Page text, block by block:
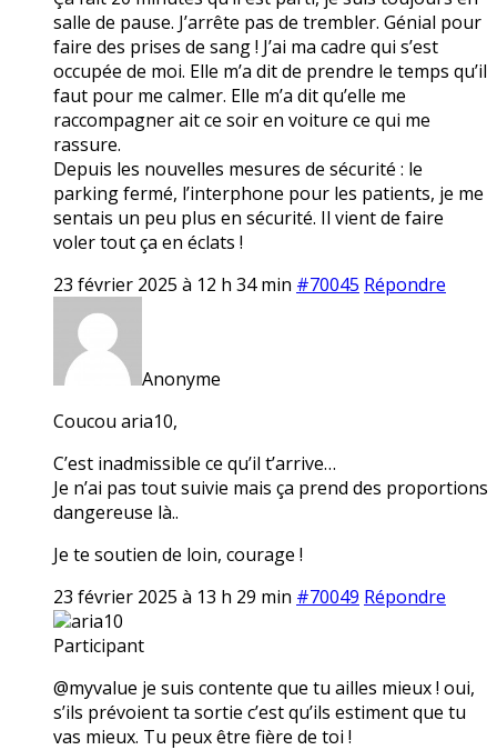
salle de pause. J’arrête pas de trembler. Génial pour
faire des prises de sang ! J’ai ma cadre qui s’est
occupée de moi. Elle m’a dit de prendre le temps qu’il
faut pour me calmer. Elle m’a dit qu’elle me
raccompagner ait ce soir en voiture ce qui me
rassure.
Depuis les nouvelles mesures de sécurité : le
parking fermé, l’interphone pour les patients, je me
sentais un peu plus en sécurité. Il vient de faire
voler tout ça en éclats !
23 février 2025 à 12 h 34 min #70045 Répondre
Anonyme
Coucou aria10,
C’est inadmissible ce qu’il t’arrive…
Je n’ai pas tout suivie mais ça prend des proportions
dangereuse là..
Je te soutien de loin, courage !
23 février 2025 à 13 h 29 min #70049 Répondre
aria10
Participant
@myvalue je suis contente que tu ailles mieux ! oui,
s’ils prévoient ta sortie c’est qu’ils estiment que tu
vas mieux. Tu peux être fière de toi !